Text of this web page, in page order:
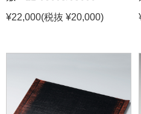
¥22,000(税抜 ¥20,000)